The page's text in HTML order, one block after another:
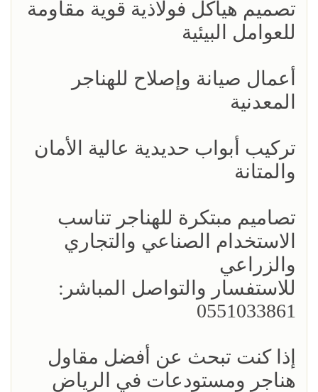
تصميم هياكل فولاذية قوية مقاومة
للعوامل البيئية
أعمال صيانة وإصلاح للهناجر
المعدنية
تركيب أبواب حديدية عالية الأمان
والمتانة
تصاميم مبتكرة للهناجر تناسب
الاستخدام الصناعي والتجاري
والزراعي
للاستفسار والتواصل المباشر:
0551033861
إذا كنت تبحث عن أفضل مقاول
هناجر ومستودعات في الرياض